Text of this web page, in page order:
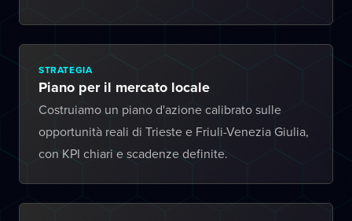
STRATEGIA
Piano per il mercato locale
Costruiamo un piano d'azione calibrato sulle
opportunità reali di Trieste e Friuli-Venezia Giulia,
con KPI chiari e scadenze definite.